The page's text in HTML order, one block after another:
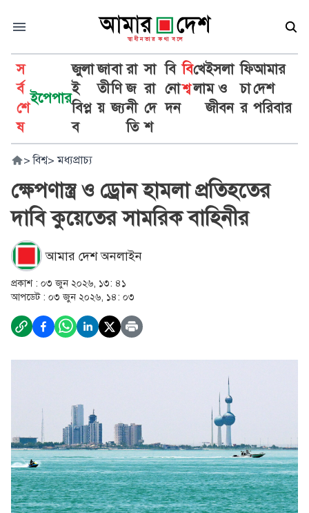
স
র্ব
শে
ষ
ইপেপার
জুলা
ই
বিপ্ল
ব
জা
তী
য়
বা
ণি
জ্য
রা
জ
নী
তি
সা
রা
দে
শ
বি
নো
দন
বি
শ্ব
খে
লা
ইসলা
ম ও
জীবন
ফি
চা
র
আমার
দেশ
পরিবার
> বিশ্ব> মধ্যপ্রাচ্য
ক্ষেপণাস্ত্র ও ড্রোন হামলা প্রতিহতের
দাবি কুয়েতের সামরিক বাহিনীর
আমার দেশ অনলাইন
প্রকাশ : ০৩ জুন ২০২৬, ১৩: ৪১
আপডেট : ০৩ জুন ২০২৬, ১৪: ০৩